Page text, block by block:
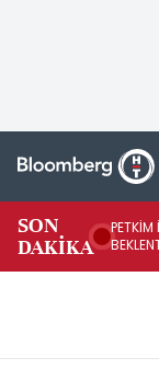
SON
DAKİKA
PETKİM